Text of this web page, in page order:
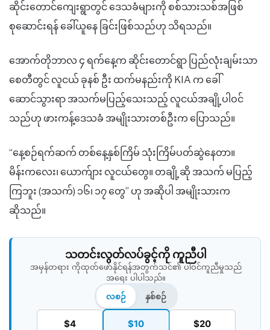
ဆိုင်းတောင်ကျေးရွာတွင် ဒေသခံများကို စစ်သားသစ်အဖြစ်
စုဆောင်းရန် ခေါ်ယူနေ ခြင်းဖြစ်သည်ဟု သိရသည်။
အောက်တိုဘာလ ၄ ရက်နေ့က ဆိုင်းတောင်ရွာ ပြည်လုံးချမ်းသာ
စေတီတွင် လူငယ် ခုနစ် ဦး ထက်မနည်းကို KIA က ခေါ်
ဆောင်သွားရာ အသက်မပြည့်သေးသည့် လူငယ်အချို့ပါဝင်
သည်ဟု ဖားကန့်ဒေသခံ အမျိုးသားတစ်ဦးက ပြောသည်။
“နေ့စဉ်ရက်ဆက် တစ်နေ့နှစ်ကြိမ် သုံးကြိမ်ပတ်ဆွဲနေတာ။
မိန်းကလေး၊ ယောက်ျား လူငယ်တွေ။ တချို့ဆို အသက် မပြည့်
ကြဘူး (အသက်) ၁၆၊ ၁၇ တွေ” ဟု အဆိုပါ အမျိုးသားက
ဆိုသည်။
သတင်းလွတ်လပ်ခွင့်ကို ကူညီပါ
အမှန်တရား ကိုထုတ်ဖော်နိုင်ရန်အတွက်သင်၏ ပါဝင်ကူညီမှုသည်
အရေး ပါပါသည်။
လစဉ်
နှစ်စဉ်
$4 $10 $20